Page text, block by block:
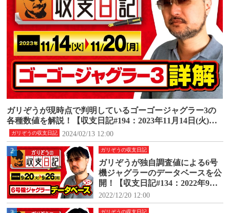
ガリぞうの収支日記
ガリぞうが現時点で判明しているゴーゴージャグラー3の
各種数値を解説！【収支日記#194：2023年11月14日(火)～1
1月20日(月)】
2024/02/13 12:00
2 ガリぞうの収支日記
ガリぞうが独自調査値による6号
機ジャグラーのデータベースを公
開！【収支日記#134：2022年9月2
0日(火)～9月26日(月)】
2022/12/20 12:00
ガリぞうの収支日記